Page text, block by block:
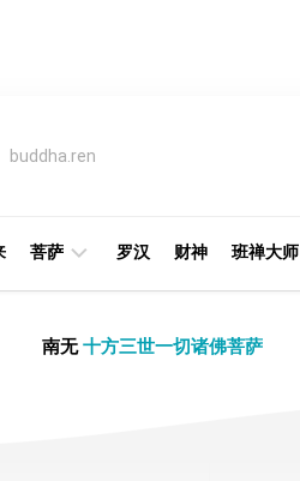
buddha.ren
菩萨
王
罗汉 财神 班禅大师
南无十方三世一切诸佛菩萨